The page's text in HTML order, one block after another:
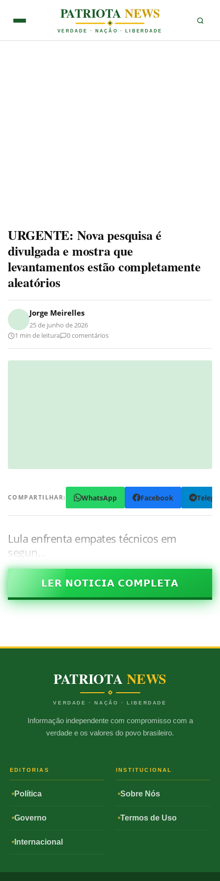
PATRIOTANEWS
VERDADE · NAÇÃO · LIBERDADE
URGENTE: Nova pesquisa é
divulgada e mostra que
levantamentos estão completamente
aleatórios
Jorge Meirelles
25 de junho de 2026
1 min de leitura
0 comentários
COMPARTILHAR: WhatsApp Facebook
Lula enfrenta empates técnicos em
segun…
𝗟𝗘𝗥 𝗡𝗢𝗧𝗜𝗖𝗜𝗔 𝗖𝗢𝗠𝗣𝗟𝗘𝗧𝗔
PATRIOTANEWS
VERDADE · NAÇÃO · LIBERDADE
Informação independente com compromisso com a
verdade e os valores do povo brasileiro.
EDITORIAS
Política
Governo
Internacional
INSTITUCIONAL
Sobre Nós
Termos de Uso